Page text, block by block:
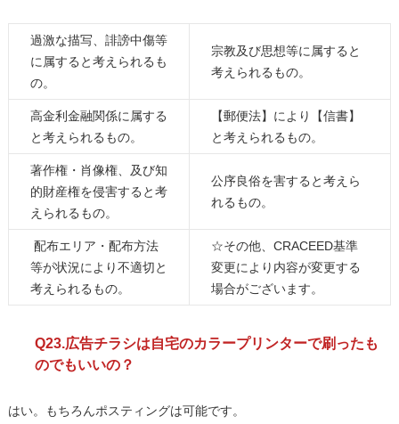
過激な描写、誹謗中傷等
に属すると考えられるも
の。
宗教及び思想等に属すると
考えられるもの。
高金利金融関係に属する
と考えられるもの。
【郵便法】により【信書】
と考えられるもの。
著作権・肖像権、及び知
的財産権を侵害すると考
えられるもの。
公序良俗を害すると考えら
れるもの。
配布エリア・配布方法
等が状況により不適切と
考えられるもの。
☆その他、CRACEED基準
変更により内容が変更する
場合がございます。
Q23.広告チラシは自宅のカラープリンターで刷ったも
のでもいいの？
はい。もちろんポスティングは可能です。